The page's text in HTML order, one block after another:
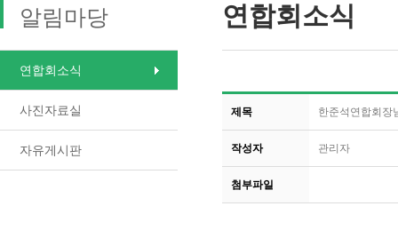
알림마당
연합회소식
사진자료실
자유게시판
연합회소식
제목 한준석연합회장
작성자 관리자
첨부파일